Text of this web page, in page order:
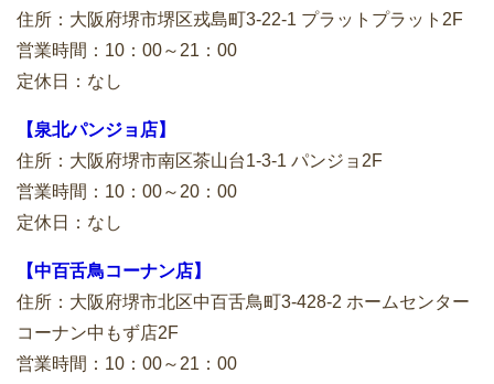
住所：大阪府堺市堺区戎島町3-22-1 プラットプラット2F
営業時間：10：00～21：00
定休日：なし
【泉北パンジョ店】
住所：大阪府堺市南区茶山台1-3-1 パンジョ2F
営業時間：10：00～20：00
定休日：なし
【中百舌鳥コーナン店】
住所：大阪府堺市北区中百舌鳥町3-428-2 ホームセンター
コーナン中もず店2F
営業時間：10：00～21：00